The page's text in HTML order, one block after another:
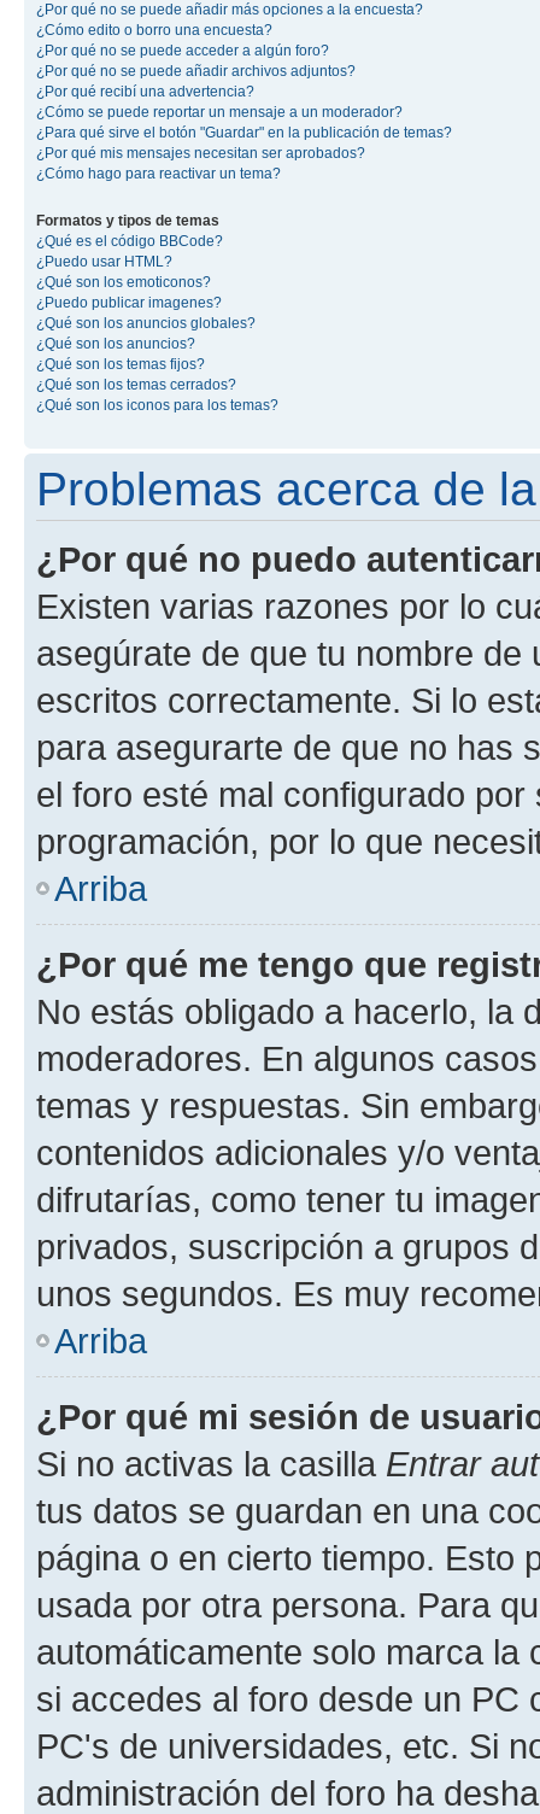
¿Por qué no se puede añadir más opciones a la encuesta?
¿Cómo edito o borro una encuesta?
¿Por qué no se puede acceder a algún foro?
¿Por qué no se puede añadir archivos adjuntos?
¿Por qué recibí una advertencia?
¿Cómo se puede reportar un mensaje a un moderador?
¿Para qué sirve el botón "Guardar" en la publicación de temas?
¿Por qué mis mensajes necesitan ser aprobados?
¿Cómo hago para reactivar un tema?
Formatos y tipos de temas
¿Qué es el código BBCode?
¿Puedo usar HTML?
¿Qué son los emoticonos?
¿Puedo publicar imagenes?
¿Qué son los anuncios globales?
¿Qué son los anuncios?
¿Qué son los temas fijos?
¿Qué son los temas cerrados?
¿Qué son los iconos para los temas?
Problemas acerca de
¿Por qué no puedo
Existen varias razones por lo
asegúrate de que tu nombre
escritos correctamente. Si lo
para asegurarte de que no has
el foro esté mal configurado
programación, por lo que
Arriba
¿Por qué me tengo que
No estás obligado a hacerlo, la
moderadores. En algunos
temas y respuestas. Sin
contenidos adicionales y/o
difrutarías, como tener tu
privados, suscripción a grupos
unos segundos. Es muy
Arriba
¿Por qué mi sesión de
Si no activas la casilla Entrar
tus datos se guardan en una
página o en cierto tiempo. Esto
usada por otra persona. Para
automáticamente solo marca la
si accedes al foro desde un PC
PC's de universidades, etc. Si
administración del foro ha